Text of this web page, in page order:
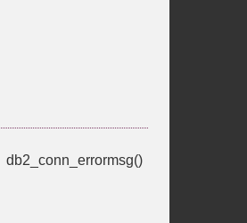
db2_conn_errormsg()